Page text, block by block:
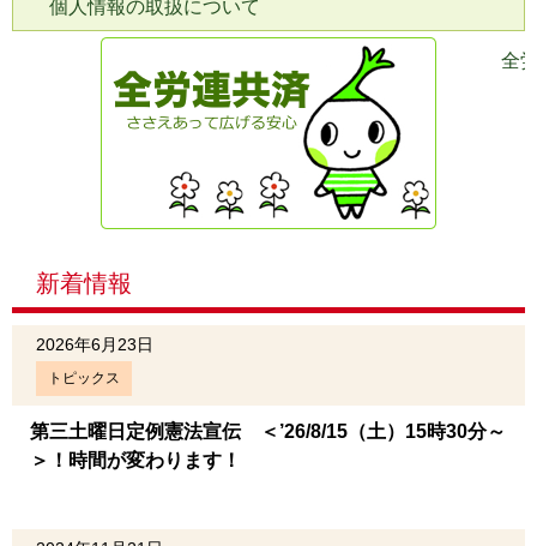
個人情報の取扱について
全
新着情報
2026年6月23日
トピックス
第三土曜日定例憲法宣伝 ＜’26/8/15（土）15時30分～
＞！時間が変わります！